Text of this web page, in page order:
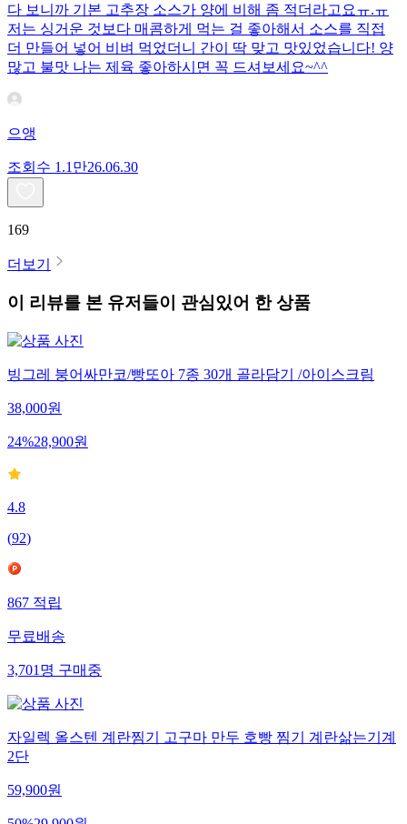
다 보니까 기본 고추장 소스가 양에 비해 좀 적더라고요ㅠ.ㅠ
저는 싱거운 것보다 매콤하게 먹는 걸 좋아해서 소스를 직접
더 만들어 넣어 비벼 먹었더니 간이 딱 맞고 맛있었습니다! 양
많고 불맛 나는 제육 좋아하시면 꼭 드셔보세요~^^
으앵
조회수 1.1만26.06.30
169
더보기
이 리뷰를 본 유저들이 관심있어 한 상품
빙그레 붕어싸만코/빵또아 7종 30개 골라담기 /아이스크림
38,000원
24%28,900원
4.8
(92)
867 적립
무료배송
3,701 명 구매중
자일렉 올스텐 계란찜기 고구마 만두 호빵 찜기 계란삶는기계
2단
59,900원